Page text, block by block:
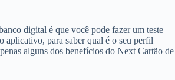
digital é que você pode fazer um teste
aplicativo, para saber qual é o seu perfil
alguns dos benefícios do Next Cartão de